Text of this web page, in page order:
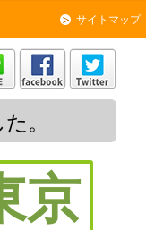
サイトマップ
。
京